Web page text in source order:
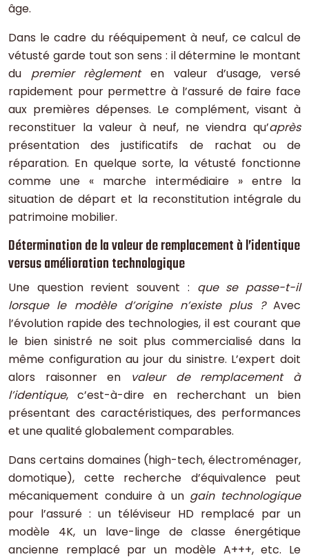
âge.
Dans le cadre du rééquipement à neuf, ce calcul de
vétusté garde tout son sens : il détermine le montant
du premier règlementen valeur d’usage, versé
rapidement pour permettre à l’assuré de faire face
aux premières dépenses. Le complément, visant à
reconstituer la valeur à neuf, ne viendra qu’après
présentation des justificatifs de rachat ou de
réparation. En quelque sorte, la vétusté fonctionne
comme une « marche intermédiaire » entre la
situation de départ et la reconstitution intégrale du
patrimoine mobilier.
Détermination de la valeur de remplacement à l’identique
versus amélioration technologique
Une question revient souvent : que se passe-t-il
lorsque le modèle d’origine n’existe plus ?Avec
l’évolution rapide des technologies, il est courant que
le bien sinistré ne soit plus commercialisé dans la
même configuration au jour du sinistre. L’expert doit
alors raisonner en valeur de remplacement à
l’identique, c’est-à-dire en recherchant un bien
présentant des caractéristiques, des performances
et une qualité globalement comparables.
Dans certains domaines (high-tech, électroménager,
domotique), cette recherche d’équivalence peut
mécaniquement conduire à un gain technologique
pour l’assuré : un téléviseur HD remplacé par un
modèle 4K, un lave-linge de classe énergétique
ancienne remplacé par un modèle A+++, etc. Le